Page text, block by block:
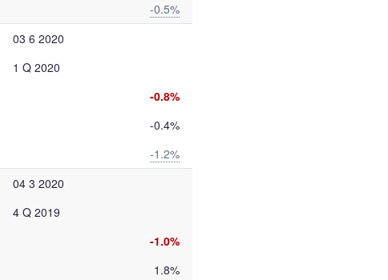
-0.5%
03 6 2020
1 Q 2020
-0.8%
-0.4%
-1.2%
04 3 2020
4 Q 2019
-1.0%
1.8%